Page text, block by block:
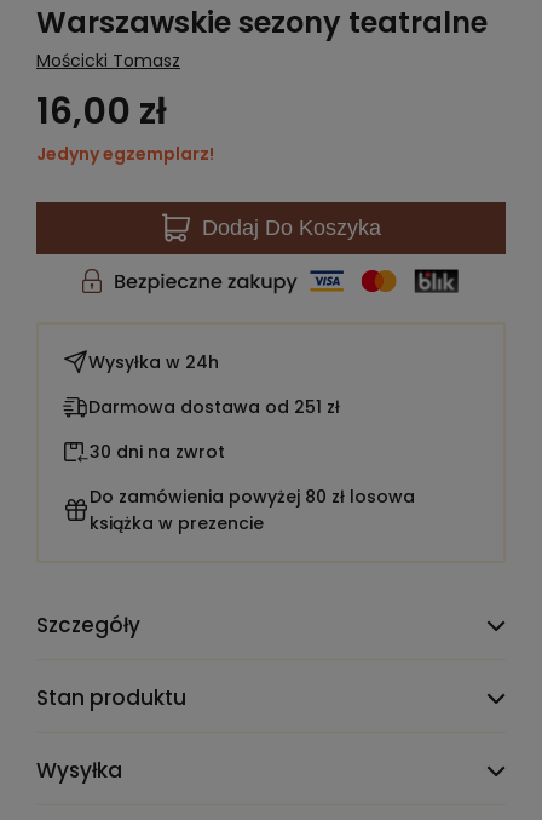
Warszawskie sezony teatralne
Mościcki Tomasz
16,00 zł
Jedyny egzemplarz!
Dodaj Do Koszyka
Wysyłka w 24h
Darmowa dostawa od 251 zł
30 dni na zwrot
Do zamówienia powyżej 80 zł losowa
książka w prezencie
Szczegóły
Rok wydania:
Stan produktu
Wysyłka